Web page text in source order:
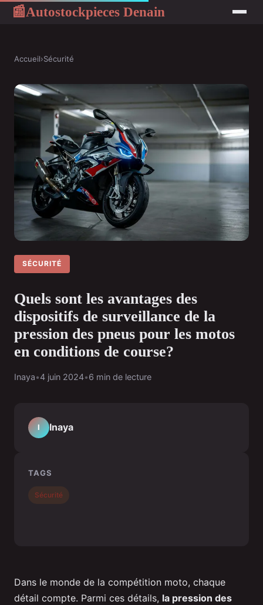
📰Autostockpieces Denain
Accueil›Sécurité
SÉCURITÉ
Quels sont les avantages des
dispositifs de surveillance de la
pression des pneus pour les motos
en conditions de course?
Inaya•4 juin 2024•6 min de lecture
Dans le monde de la compétition moto, chaque
détail compte. Parmi ces détails, la pression des
I Inaya
TAGS
Sécurité